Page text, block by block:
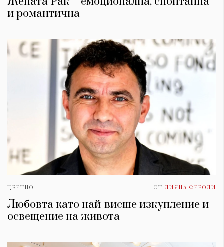
и романтична
ЦВЕТНО ОТ ЛИЯНА ФЕРОЛИ
Любовта като най-висше изкупление и
освещение на живота